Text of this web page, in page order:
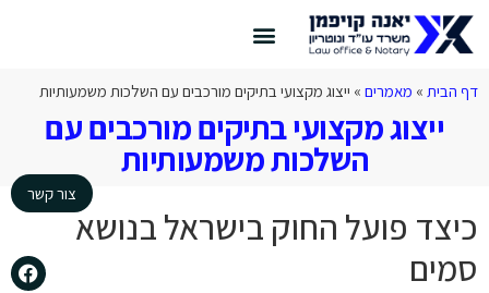
דף הבית » מאמרים » ייצוג מקצועי בתיקים מורכבים עם השלכות משמעותיות
ייצוג מקצועי בתיקים מורכבים עם
השלכות משמעותיות
כיצד פועל החוק בישראל בנושא
סמים
צור קשר